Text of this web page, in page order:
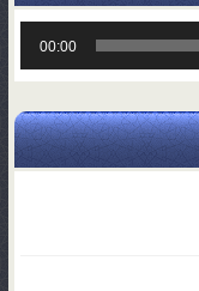
00:00